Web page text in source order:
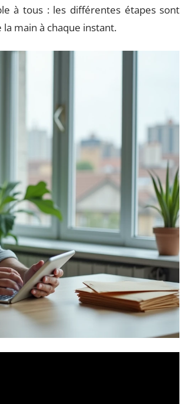
à tous : les différentes étapes sont
main à chaque instant.